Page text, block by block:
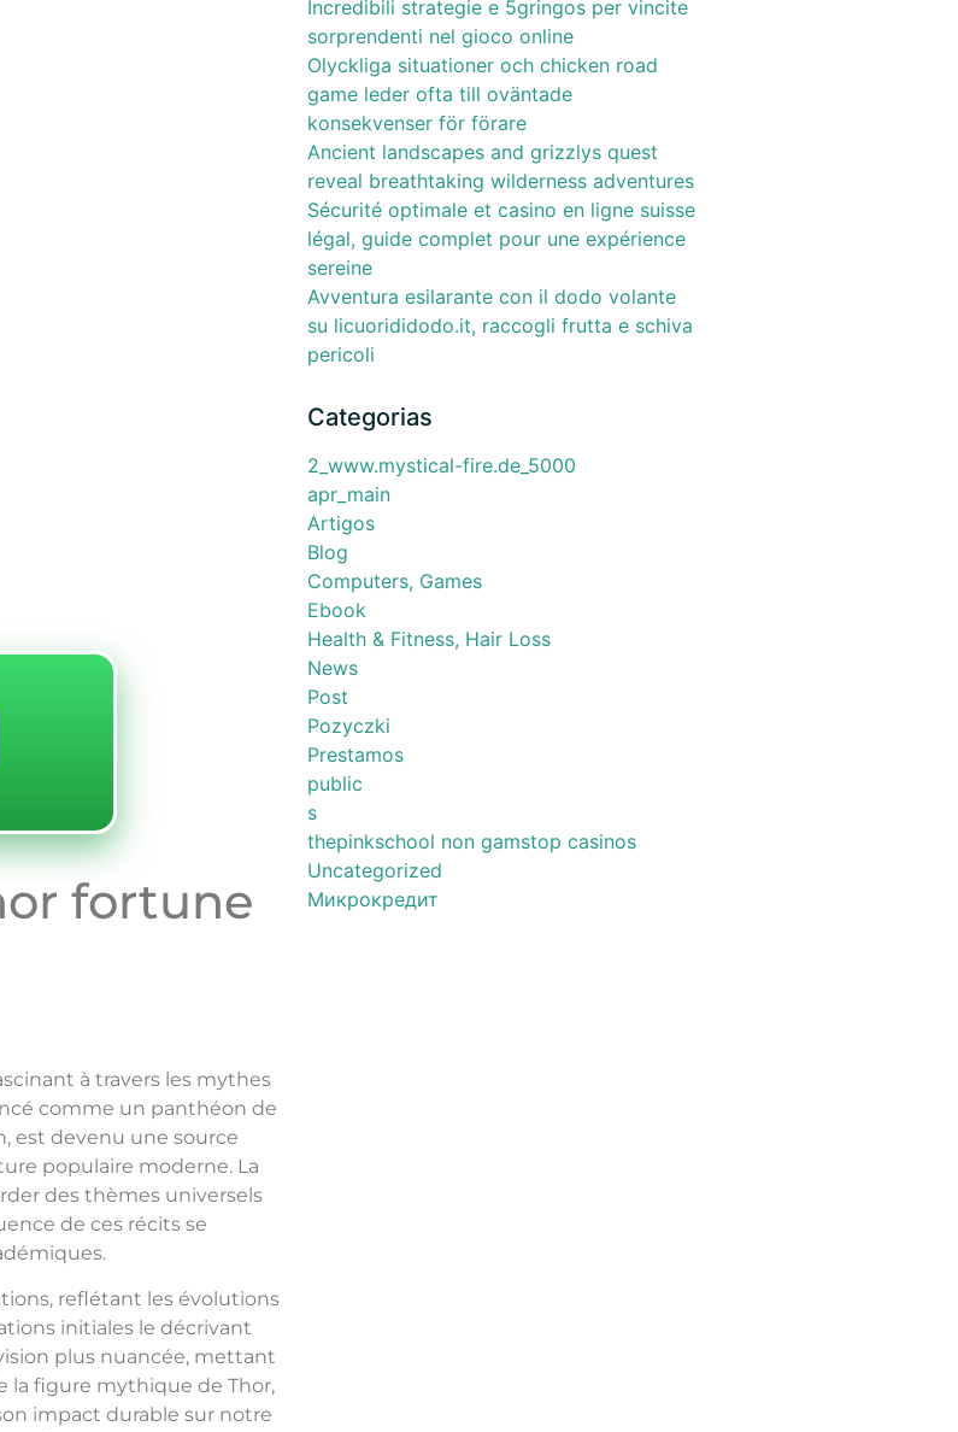
fortune
à travers les mythes
comme un panthéon de
est devenu une source
populaire moderne. La
des thèmes universels
de ces récits se
reflétant les évolutions
initiales le décrivant
plus nuancée, mettant
la figure mythique de Thor,
impact durable sur notre
Incredibili strategie e 5gringos per vincite
sorprendenti nel gioco online
Olyckliga situationer och chicken road
game leder ofta till oväntade
konsekvenser för förare
Ancient landscapes and grizzlys quest
reveal breathtaking wilderness adventures
Sécurité optimale et casino en ligne suisse
légal, guide complet pour une expérience
sereine
Avventura esilarante con il dodo volante
su licuorididodo.it, raccogli frutta e schiva
pericoli
Categorias
2_www.mystical-fire.de_5000
apr_main
Artigos
Blog
Computers, Games
Ebook
Health & Fitness, Hair Loss
News
Post
Pozyczki
Prestamos
public
s
thepinkschool non gamstop casinos
Uncategorized
Микрокредит